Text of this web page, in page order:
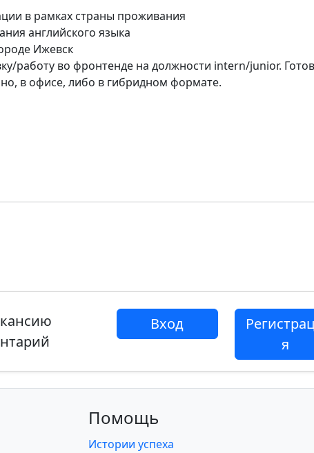
в рамках страны проживания
английского языка
Ижевск
работу во фронтенде на должности intern/junior.
в офисе, либо в гибридном формате.
Вход
я
Помощь
Истории успеха